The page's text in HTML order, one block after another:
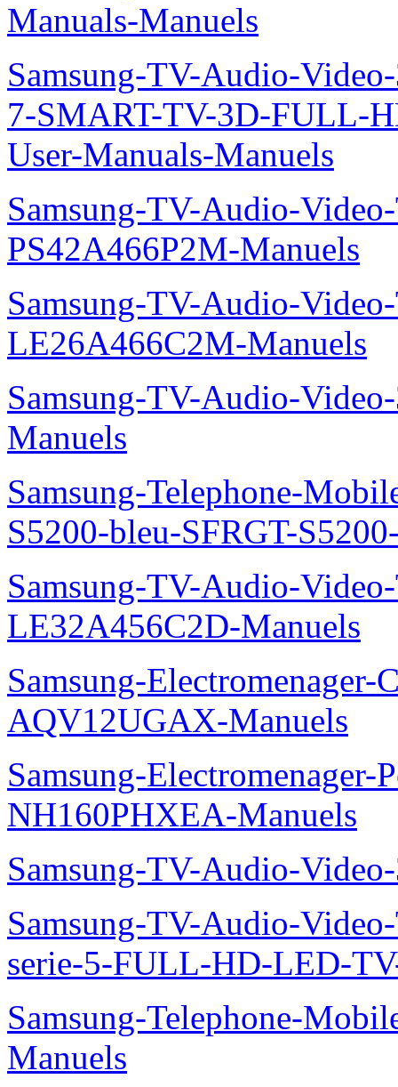
Manuals-Manuels
Samsung-TV-Audio-
7-SMART-TV-3D-FULL-
User-Manuals-Manuels
Samsung-TV-Audio-
PS42A466P2M-Manuels
Samsung-TV-Audio-
LE26A466C2M-Manuels
Samsung-TV-Audio-
Manuels
Samsung-Telephone-
S5200-bleu-SFRGT-
Samsung-TV-Audio-
LE32A456C2D-Manuels
Samsung-Electromenager-
AQV12UGAX-Manuels
Samsung-
NH160PHXEA-Manuels
Samsung-TV-Audio-
Samsung-TV-Audio-
serie-5-FULL-HD-LED-
Samsung-Telephone-
Manuels